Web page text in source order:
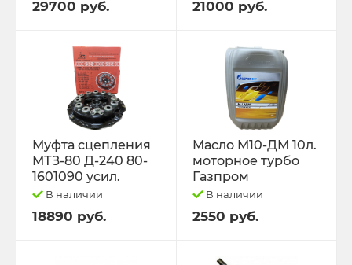
29700 руб. 21000 руб.
Муфта сцепления
МТЗ-80 Д-240 80-
1601090 усил.
В наличии
18890 руб.
Масло М10-ДМ 10л.
моторное турбо
Газпром
В наличии
2550 руб.